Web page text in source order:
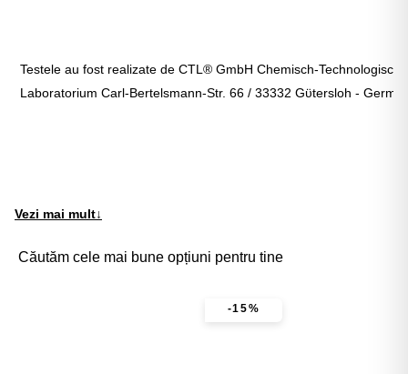
Testele au fost realizate de CTL® GmbH Chemisch-
Laboratorium Carl-Bertelsmann-Str. 66 / 33332 Gϋtersloh -
Vezi mai mult↓
Căutăm cele mai bune opțiuni pentru tine
-15%